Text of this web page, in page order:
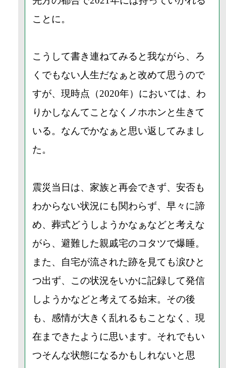
ことに。
こうして書き連ねてみると我ながら、ろ
くでもない人生だなぁと改めて思うので
すが、現時点（2020年）においては、わ
りかしなんてことなくノホホンと生きて
いる。なんでかなぁと思い返してみまし
た。
震災当日は、家族と再会できず、安否も
わからない状況にも関わらず、早々に諦
め、葬式どうしようかなぁなどと考えな
がら、避難した親戚宅のコタツで爆睡。
また、自宅が流された跡を見ても涙ひと
つ出ず、この状況をいかに記録して発信
しようかなどと考えてる始末。その後
も、感情が大きく乱れるもことなく、現
在まできたように思います。それでもい
つそんな状態になるかもしれないと思